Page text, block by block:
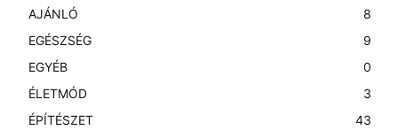
AJÁNLÓ
8
EGÉSZSÉG
9
EGYÉB
0
ÉLETMÓD
3
ÉPÍTÉSZET
43